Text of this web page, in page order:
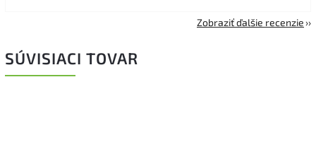
Zobraziť ďalšie recenzie
SÚVISIACI TOVAR